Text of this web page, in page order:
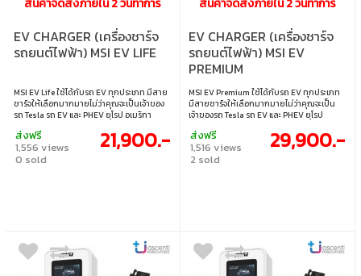
สินค้าจัดส่งภายใน 2 วันทำการ
EV CHARGER (เครื่องชาร์จ
รถยนต์ไฟฟ้า) MSI EV LIFE
MSI EV Life ใช้ได้กับรถ EV ทุกประเภท มีสาย
ชาร์จให้เลือกมากมายไม่ว่าคุณจะเป็นเจ้าของ
รถ Tesla รถ EV และ PHEV ยุโรป อเมริกา
สามารถกำหนดเวลาชาร์จเพื่อประหยัดค่าใช้
จ่าย ควบคุมกระแสไฟฟ้า แสดงแผนที่จุดติดตั้ง
เครื่องชาร์จ และชำระค่าจอดรถและค่าชาร์จไฟ
ส่งฟรี
1,556 views
0 sold
21,900.-
สินค้าจัดส่งภายใน 2 วันทำการ
EV CHARGER (เครื่องชาร์จ
รถยนต์ไฟฟ้า) MSI EV
PREMIUM
MSI EV Premium ใช้ได้กับรถ EV ทุกประเภท
มีสายชาร์จให้เลือกมากมายไม่ว่าคุณจะเป็น
เจ้าของรถ Tesla รถ EV และ PHEV ยุโรป
นมือถือที่สามารถกำหนดเวลาชาร์จเพื่อ
ประหยัดค่าใช้จ่าย ควบคุมกระแสไฟฟ้า แสดง
แผนที่จุดติดตั้งเครื่องชาร์จ และชำระค่าจอดรถ
ส่งฟรี
1,516 views
2 sold
29,900.-